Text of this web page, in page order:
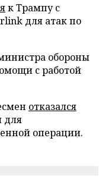
к Трампу с
для атак по
обороны
с работой
отказался
для
операции.